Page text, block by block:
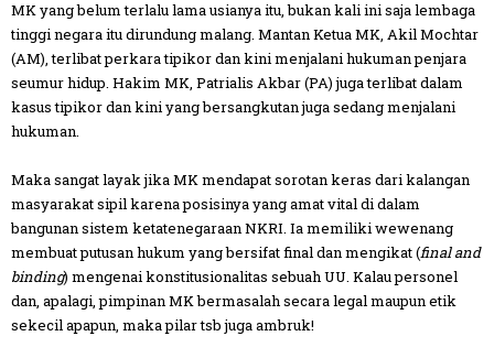
MK yang belum terlalu lama usianya itu, bukan kali ini saja lembaga
tinggi negara itu dirundung malang. Mantan Ketua MK, Akil Mochtar
(AM), terlibat perkara tipikor dan kini menjalani hukuman penjara
seumur hidup. Hakim MK, Patrialis Akbar (PA) juga terlibat dalam
kasus tipikor dan kini yang bersangkutan juga sedang menjalani
hukuman.
Maka sangat layak jika MK mendapat sorotan keras dari kalangan
masyarakat sipil karena posisinya yang amat vital di dalam
bangunan sistem ketatenegaraan NKRI. Ia memiliki wewenang
membuat putusan hukum yang bersifat final dan mengikat (final and
binding) mengenai konstitusionalitas sebuah UU. Kalau personel
dan, apalagi, pimpinan MK bermasalah secara legal maupun etik
sekecil apapun, maka pilar tsb juga ambruk!